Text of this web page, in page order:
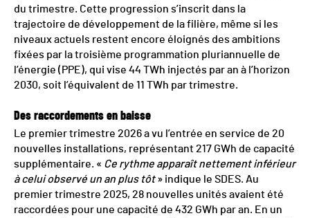
du trimestre. Cette progression s’inscrit dans la
trajectoire de développement de la filière, même si les
niveaux actuels restent encore éloignés des ambitions
fixées par la troisième programmation pluriannuelle de
l’énergie (PPE), qui vise 44 TWh injectés par an à l’horizon
2030, soit l’équivalent de 11 TWh par trimestre.
Des raccordements en baisse
Le premier trimestre 2026 a vu l’entrée en service de 20
nouvelles installations, représentant 217 GWh de capacité
supplémentaire. « Ce rythme apparaît nettement inférieur
à celui observé un an plus tôt» indique le SDES. Au
premier trimestre 2025, 28 nouvelles unités avaient été
raccordées pour une capacité de 432 GWh par an. En un